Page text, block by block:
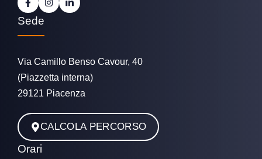
Sede
Via Camillo Benso Cavour, 40
(Piazzetta interna)
29121 Piacenza
CALCOLA PERCORSO
Orari